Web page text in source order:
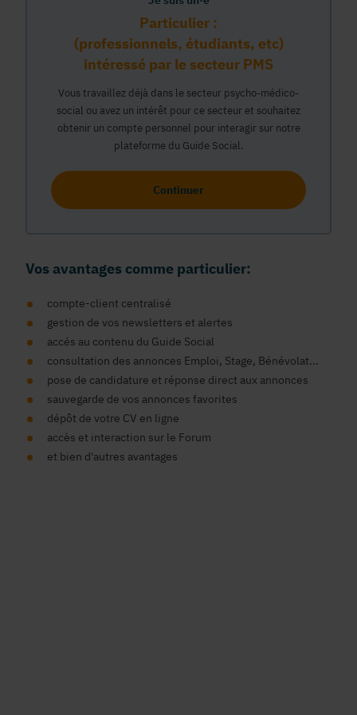
Particulier :
(professionnels, étudiants, etc)
intéressé par le secteur PMS
Vous travaillez déjà dans le secteur psycho-médico-
social ou avez un intérêt pour ce secteur et souhaitez
obtenir un compte personnel pour interagir sur notre
plateforme du Guide Social.
Continuer
Vos avantages comme particulier:
compte-client centralisé
gestion de vos newsletters et alertes
accés au contenu du Guide Social
consultation des annonces Emploi, Stage, Bénévolat...
pose de candidature et réponse direct aux annonces
sauvegarde de vos annonces favorites
dépôt de votre CV en ligne
accès et interaction sur le Forum
et bien d'autres avantages